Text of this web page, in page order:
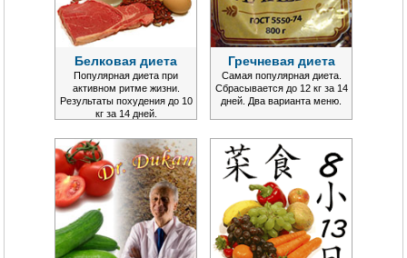
Белковая диета
Популярная диета при
активном ритме жизни.
Результаты похудения до 10
кг за 14 дней.
Гречневая диета
Самая популярная диета.
Сбрасывается до 12 кг за 14
дней. Два варианта меню.